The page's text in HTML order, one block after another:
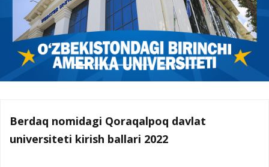
Berdaq nomidagi Qoraqalpoq davlat
universiteti kirish ballari 2022